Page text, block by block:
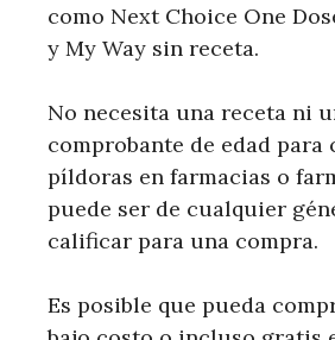
como Next Choice One
y My Way sin receta.
No necesita una receta ni
comprobante de edad para
píldoras en farmacias o
puede ser de cualquier
calificar para una compra.
Es posible que pueda